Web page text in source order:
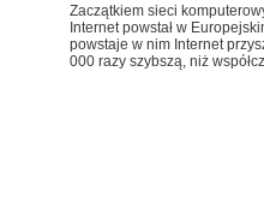
Zaczątkiem sieci
Internet powstał w
powstaje w nim Internet
000 razy szybszą, niż